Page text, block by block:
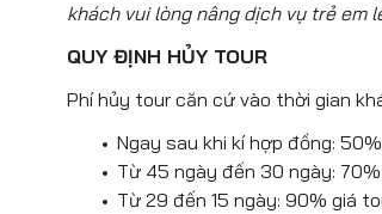
khách vui lòng nâng dịch vụ trẻ em
QUY ĐỊNH HỦY TOUR
Phí hủy tour căn cứ vào thời gian
Ngay sau khi kí hợp đồng:
Từ 45 ngày đến 30 ngày:
Từ 29 đến 15 ngày: 90% giá